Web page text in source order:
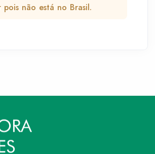
pois não está no Brasil.